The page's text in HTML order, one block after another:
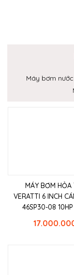
Máy bơm
MÁY BƠM HỎA
VERATTI 6 INCH
46SP30-08